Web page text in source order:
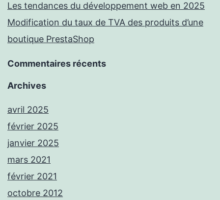
Les tendances du développement web en 2025
Modification du taux de TVA des produits d’une
boutique PrestaShop
Commentaires récents
Archives
avril 2025
février 2025
janvier 2025
mars 2021
février 2021
octobre 2012